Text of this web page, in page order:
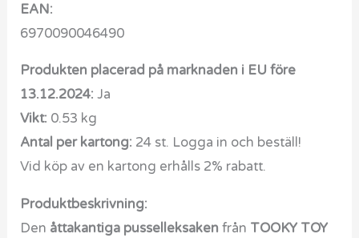
EAN:
6970090046490
Produkten placerad på marknaden i EU före
13.12.2024: Ja
Vikt: 0.53 kg
Antal per kartong: 24 st. Logga in och beställ!
Vid köp av en kartong erhålls 2% rabatt.
Produktbeskrivning:
Den åttakantiga pusselleksaken från TOOKY TOY